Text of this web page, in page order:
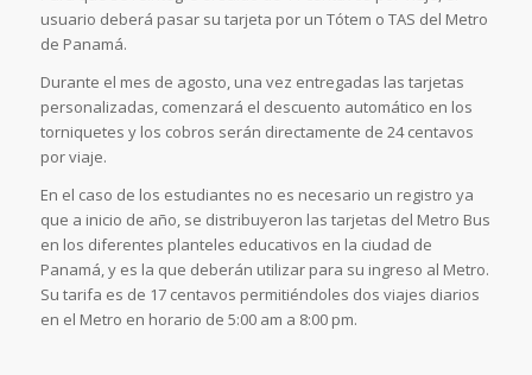
usuario deberá pasar su tarjeta por un Tótem o TAS del Metro
de Panamá.
Durante el mes de agosto, una vez entregadas las tarjetas
personalizadas, comenzará el descuento automático en los
torniquetes y los cobros serán directamente de 24 centavos
por viaje.
En el caso de los estudiantes no es necesario un registro ya
que a inicio de año, se distribuyeron las tarjetas del Metro Bus
en los diferentes planteles educativos en la ciudad de
Panamá, y es la que deberán utilizar para su ingreso al Metro.
Su tarifa es de 17 centavos permitiéndoles dos viajes diarios
en el Metro en horario de 5:00 am a 8:00 pm.